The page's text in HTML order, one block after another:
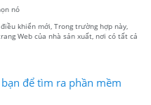
nó
khiển mới, Trong trường hợp này,
Web của nhà sản xuất, nơi có tất cả
để tìm ra phần mềm